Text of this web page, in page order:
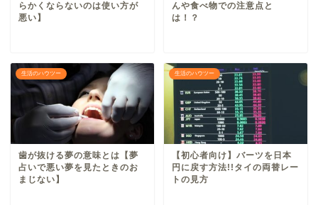
らかくならないのは使い方が
悪い】
んや食べ物での注意点と
は！？
生活のハウツー
歯が抜ける夢の意味とは【夢
占いで悪い夢を見たときのお
まじない】
生活のハウツー
【初心者向け】バーツを日本
円に戻す方法!!タイの両替レー
トの見方